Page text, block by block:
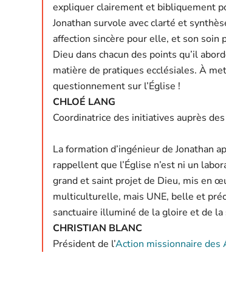
expliquer clairement et bibliquement
Jonathan survole avec clarté et
affection sincère pour elle, et son soin
Dieu dans chacun des points qu’il
matière de pratiques ecclésiales. À
questionnement sur l’Église !
CHLOÉ LANG
Coordinatrice des initiatives auprès
La formation d’ingénieur de Jonathan
rappellent que l’Église n’est ni un
grand et saint projet de Dieu, mis en
multiculturelle, mais UNE, belle et
sanctuaire illuminé de la gloire et de la
CHRISTIAN BLANC
Président de l’Action missionnaire des